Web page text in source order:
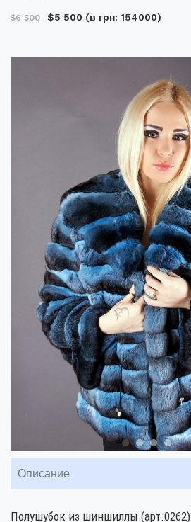
$6 500 $5 500 (в грн: 154000)
Описание
Полушубок из шиншиллы (арт.0262)